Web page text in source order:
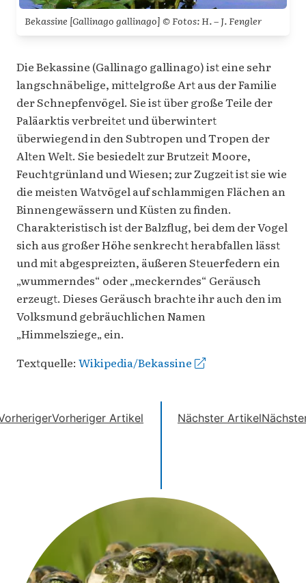
Bekassine [Gallinago gallinago] © Fotos: H. – J. Fengler
Die Bekassine (Gallinago gallinago) ist eine sehr
langschnäbelige, mittelgroße Art aus der Familie
der Schnepfenvögel. Sie ist über große Teile der
Paläarktis verbreitet und überwintert
überwiegend in den Subtropen und Tropen der
Alten Welt. Sie besiedelt zur Brutzeit Moore,
Feuchtgrünland und Wiesen; zur Zugzeit ist sie wie
die meisten Watvögel auf schlammigen Flächen an
Binnengewässern und Küsten zu finden.
Charakteristisch ist der Balzflug, bei dem der Vogel
sich aus großer Höhe senkrecht herabfallen lässt
und mit abgespreizten, äußeren Steuerfedern ein
„wummerndes“ oder „meckerndes“ Geräusch
erzeugt. Dieses Geräusch brachte ihr auch den im
Volksmund gebräuchlichen Namen
„Himmelsziege„ ein.
Textquelle: Wikipedia/Bekassine
Vorheriger Artikel Nächster Artikel